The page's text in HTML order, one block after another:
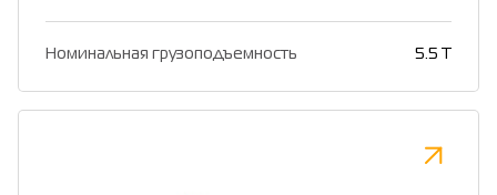
Номинальная грузоподъемность 5.5 T